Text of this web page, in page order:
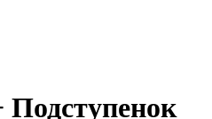
Подступенок